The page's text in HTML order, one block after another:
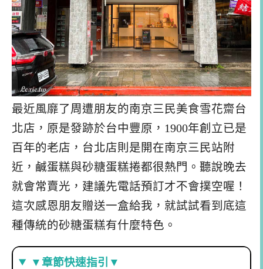
最近風靡了周遭朋友的南京三民美食雪花齋台
北店，原是發跡於台中豐原，1900年創立已是
百年的老店，台北店則是開在南京三民站附
近，鹹蛋糕與砂糖蛋糕捲都很熱門。聽說晚去
就會常賣光，建議先電話預訂才不會撲空喔！
這次感恩朋友贈送一盒給我，就試試看到底這
種傳統的砂糖蛋糕有什麼特色。
▼章節快速指引▼